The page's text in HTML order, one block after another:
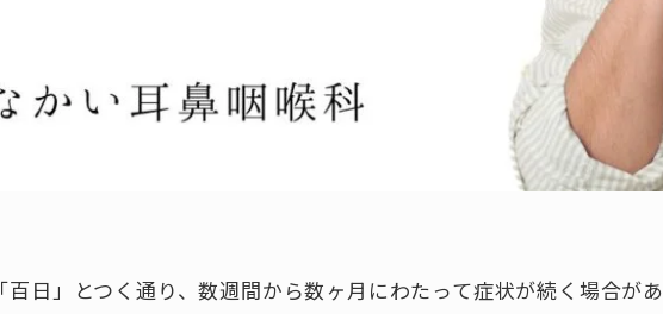
百日」とつく通り、数週間から数ヶ月にわたって症状が続く場合が